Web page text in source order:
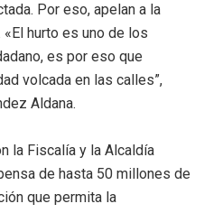
Por eso, apelan a la
hurto es uno de los
es por eso que
volcada en las calles”,
Aldana.
la Fiscalía y la Alcaldía
de hasta 50 millones de
que permita la